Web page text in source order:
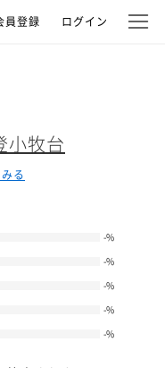
員登録 ログイン
小牧台
る
-%
-%
-%
-%
-%